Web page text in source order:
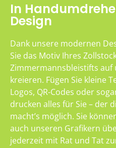
In
Design
Dank unsere modernen
Sie das Motiv Ihres
Zimmermannsbleistifts auf
kreieren. Fügen Sie kleine
Logos, QR-Codes oder
drucken alles für Sie – der
macht’s möglich. Sie
auch unseren Grafikern
jederzeit mit Rat und Tat